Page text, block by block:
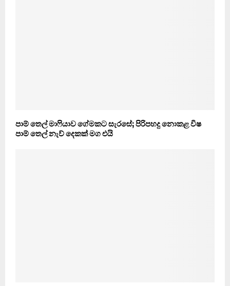
පාම් තෙල් මාෆියාව ගේමකට සැරසේ; පිරිපහදු නොකළ විෂ
පාම් තෙල් නැව් දෙකක් මග එයි